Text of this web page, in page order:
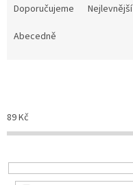
Vína
podle
Dárkové
balení
Delikatesy
o
d
k
t
Doporučujeme Nejlevnější
Abecedně
89Kč